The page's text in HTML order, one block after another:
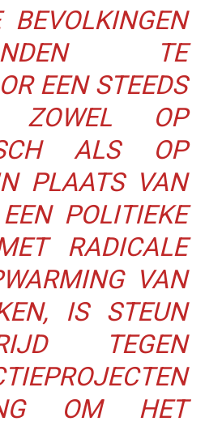
TE
EEN STEEDS
ZOWEL OP
ALS OP
PLAATS VAN
POLITIEKE
RADICALE
VAN
IS STEUN
TEGEN
OM HET